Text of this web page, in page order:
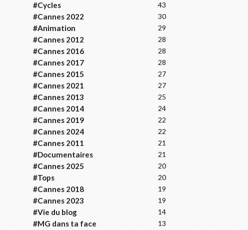
#Cycles 43
#Cannes 2022 30
#Animation 29
#Cannes 2012 28
#Cannes 2016 28
#Cannes 2017 28
#Cannes 2015 27
#Cannes 2021 27
#Cannes 2013 25
#Cannes 2014 24
#Cannes 2019 22
#Cannes 2024 22
#Cannes 2011 21
#Documentaires 21
#Cannes 2025 20
#Tops 20
#Cannes 2018 19
#Cannes 2023 19
#Vie du blog 14
#MG dans ta face 13